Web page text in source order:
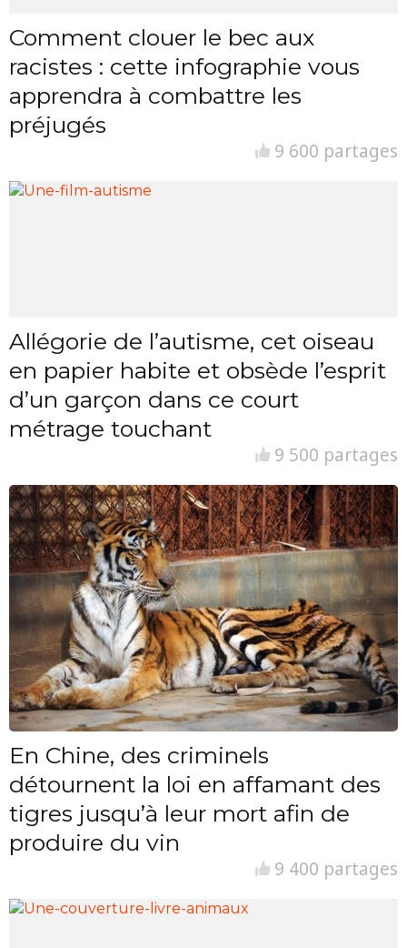
Comment clouer le bec aux
racistes : cette infographie vous
apprendra à combattre les
préjugés
9 600 partages
Allégorie de l’autisme, cet oiseau
en papier habite et obsède l’esprit
d’un garçon dans ce court
métrage touchant
9 500 partages
En Chine, des criminels
détournent la loi en affamant des
tigres jusqu’à leur mort afin de
produire du vin
9 400 partages